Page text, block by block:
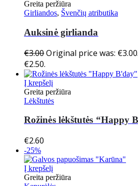
Greita peržiūra
Girliandos, Švenčių atributika
Auksinė girlianda
€3.00Original price was: €3.00.
€2.50.
Į krepšelį
Greita peržiūra
Lėkštutės
Rožinės lėkštutės “Happy
€2.60
-25%
Į krepšelį
Greita peržiūra